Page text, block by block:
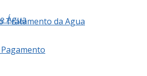
Água
Tratamento da Agua